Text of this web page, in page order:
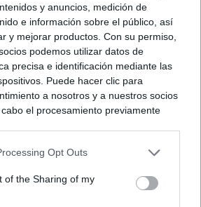
y anuncios, medición de
e información sobre el público, así
y mejorar productos. Con su permiso,
podemos utilizar datos de
precisa e identificación mediante las
Puede hacer clic para
a nosotros y a nuestros socios
el procesamiento previamente
Tenga en cuenta que algún
pero usted tiene el derecho de
Sus preferencias se aplicarán
Opt Outs
of the Sharing of my